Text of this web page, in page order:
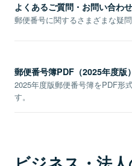
よくあるご質問・お問い合わせ
郵便番号に関するさまざまな疑問
郵便番号簿PDF（2025年度版）
2025年度版郵便番号簿をPDF形
す。